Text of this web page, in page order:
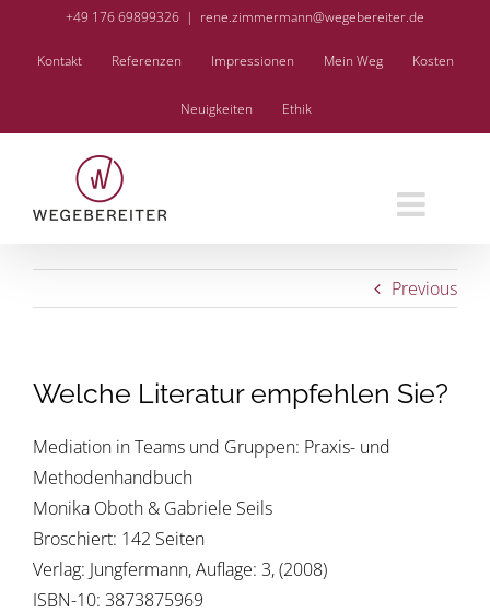
+49 176 69899326 | rene.zimmermann@wegebereiter.de
Kontakt Referenzen Impressionen Mein Weg Kosten
Neuigkeiten Ethik
Previous
Welche Literatur empfehlen Sie?
Mediation in Teams und Gruppen: Praxis- und
Methodenhandbuch
Monika Oboth & Gabriele Seils
Broschiert: 142 Seiten
Verlag: Jungfermann, Auflage: 3, (2008)
ISBN-10: 3873875969